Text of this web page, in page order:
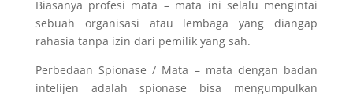
Biasanya profesi mata – mata ini selalu mengintai
sebuah organisasi atau lembaga yang diangap
rahasia tanpa izin dari pemilik yang sah.
Perbedaan Spionase / Mata – mata dengan badan
intelijen adalah spionase bisa mengumpulkan